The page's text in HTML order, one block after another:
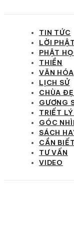
TIN TỨC
LỜI
PHẬT
THIỀN
VĂN HÓA
LỊCH SỬ
CHÙA
GƯƠNG
TRIẾT
GÓC
SÁCH
CẦN BIẾT
TƯ VẤN
VIDEO